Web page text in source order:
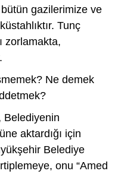
gazilerimize ve
Tunç
zorlamakta,
Ne demek
Belediyenin
aktardığı için
Belediye
onu “Amed